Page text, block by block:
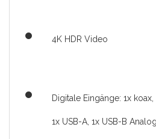
4K HDR Video
Digitale Eingänge: 1x koax,
1x USB-A, 1x USB-B